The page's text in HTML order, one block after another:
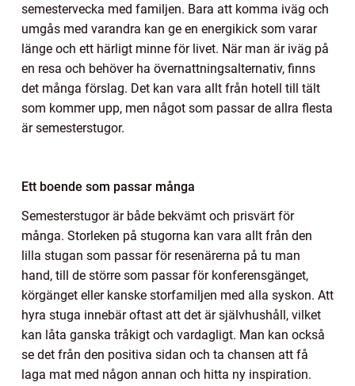
semestervecka med familjen. Bara att komma iväg och
umgås med varandra kan ge en energikick som varar
länge och ett härligt minne för livet. När man är iväg på
en resa och behöver ha övernattningsalternativ, finns
det många förslag. Det kan vara allt från hotell till tält
som kommer upp, men något som passar de allra flesta
är semesterstugor.
Ett boende som passar många
Semesterstugor är både bekvämt och prisvärt för
många. Storleken på stugorna kan vara allt från den
lilla stugan som passar för resenärerna på tu man
hand, till de större som passar för konferensgänget,
körgänget eller kanske storfamiljen med alla syskon. Att
hyra stuga innebär oftast att det är självhushåll, vilket
kan låta ganska tråkigt och vardagligt. Man kan också
se det från den positiva sidan och ta chansen att få
laga mat med någon annan och hitta ny inspiration.